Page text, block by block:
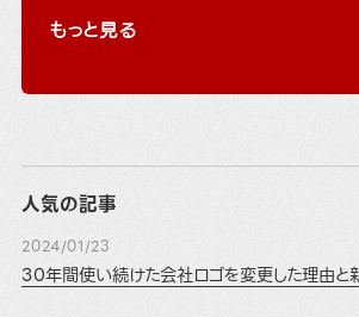
もっと見る
人気の記事
2024/01/23
30年間使い続けた会社ロゴを変更した理由と